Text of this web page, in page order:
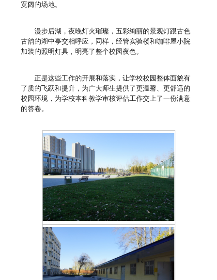
宽阔的场地。
漫步后湖，夜晚灯火璀璨，五彩绚丽的景观灯跟古色
古韵的湖中亭交相呼应，同样，经管实验楼和咖啡屋小院
加装的照明灯具，明亮了整个校园夜色。
正是这些工作的开展和落实，让学校校园整体面貌有
了质的飞跃和提升，为广大师生提供了更温馨、更舒适的
校园环境，为学校本科教学审核评估工作交上了一份满意
的答卷。